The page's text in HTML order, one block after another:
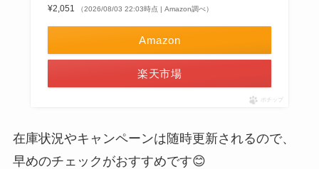
¥2,051
（2026/08/03 22:03時点 | Amazon調べ）
Amazon
楽天市場
ポチップ
在庫状況やキャンペーンは随時更新されるので、
早めのチェックがおすすめです😊